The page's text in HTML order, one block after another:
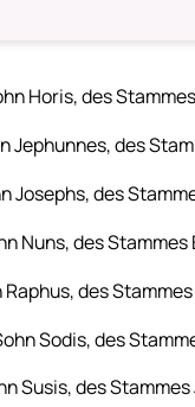
Horis, des
Jephunnes, des
Josephs, des
Nuns, des Stammes
des
Sodis, des
Susis, des